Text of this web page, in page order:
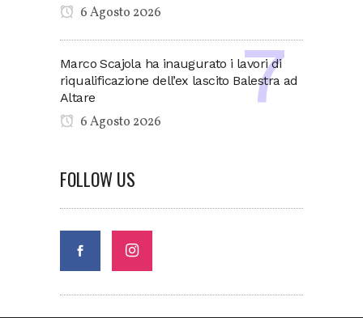
6 Agosto 2026
Marco Scajola ha inaugurato i lavori di
riqualificazione dell’ex lascito Balestra ad
Altare
6 Agosto 2026
FOLLOW US